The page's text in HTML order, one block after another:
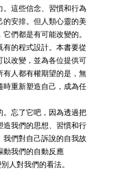
。這些信念、習慣和行為
的安排。但人類心靈的美
們都是有可能改變的。
的程式設計。本書要從
以改變，並為各位提供可
有人都有權期望的是，無
時重新塑造自己，成為任
忘了它吧，因為透過把
造我們的思想、習慣和行
我們對自己訴說的自我故
動我們的自動反應
人對我們的看法。